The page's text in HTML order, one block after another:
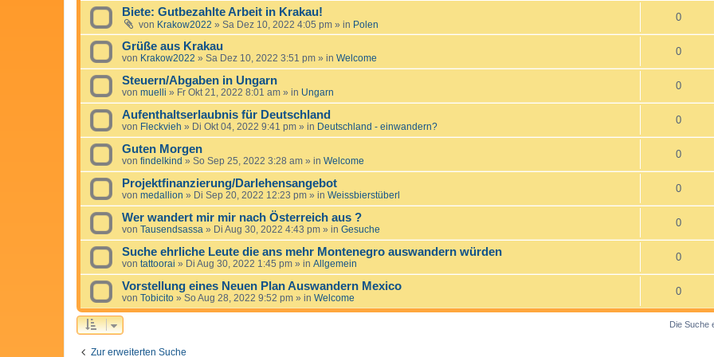
Biete: Gutbezahlte Arbeit in Krakau!
von Krakow2022 » Sa Dez 10, 2022 4:05 pm » in Polen
0
Grüße aus Krakau
von Krakow2022 » Sa Dez 10, 2022 3:51 pm » in Welcome
0
Steuern/Abgaben in Ungarn
von muelli » Fr Okt 21, 2022 8:01 am » in Ungarn
0
Aufenthaltserlaubnis für Deutschland
von Fleckvieh » Di Okt 04, 2022 9:41 pm » in Deutschland - einwandern?
0
Guten Morgen
von findelkind » So Sep 25, 2022 3:28 am » in Welcome
0
Projektfinanzierung/Darlehensangebot
von medallion » Di Sep 20, 2022 12:23 pm » in Weissbierstüberl
0
Wer wandert mir mir nach Österreich aus ?
von Tausendsassa » Di Aug 30, 2022 4:43 pm » in Gesuche
0
Suche ehrliche Leute die ans mehr Montenegro auswandern würden
von tattoorai » Di Aug 30, 2022 1:45 pm » in Allgemein
0
Vorstellung eines Neuen Plan Auswandern Mexico
von Tobicito » So Aug 28, 2022 9:52 pm » in Welcome
0
Die Suche
Zur erweiterten Suche